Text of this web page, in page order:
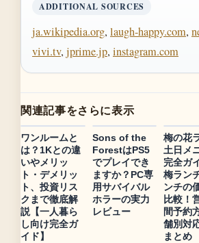
ADDITIONAL SOURCES
ja.wikipedia.org, laugh-happy.com,
vivi.tv, jprime.jp, instagram.com
関連記事をさらに表示
ワンルームと
は？1Kとの違
いやメリッ
ト・デメリッ
ト、投資リス
クまで徹底解
説【一人暮ら
し向け完全ガ
イド】
Sons of the
ForestはPS5
でプレイでき
ますか？PC専
用サバイバル
ホラーの実力
レビュー
梅の花
土日メ
完全ガ
梅ラン
ンチの
比較！
間予約
舗別対
まとめ